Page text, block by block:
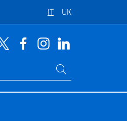
IT UK
live